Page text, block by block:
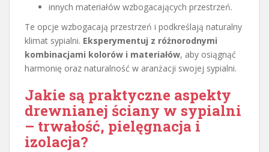
innych materiałów wzbogacających przestrzeń.
Te opcje wzbogacają przestrzeń i podkreślają naturalny
klimat sypialni. Eksperymentuj z różnorodnymi
kombinacjami kolorów i materiałów, aby osiągnąć
harmonię oraz naturalność w aranżacji swojej sypialni.
Jakie są praktyczne aspekty
drewnianej ściany w sypialni
– trwałość, pielęgnacja i
izolacja?